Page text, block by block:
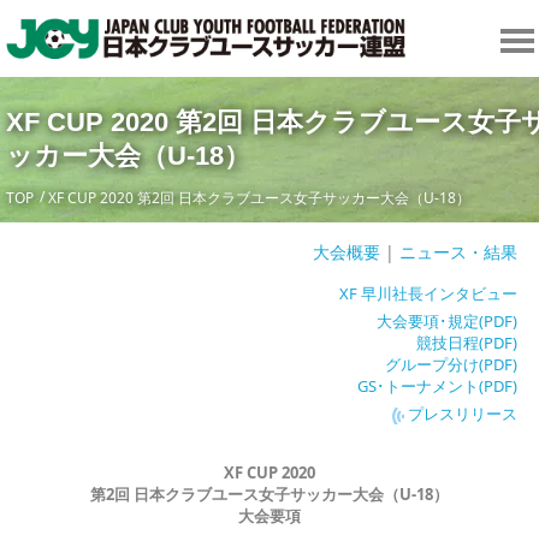
XF CUP 2020 第2回 日本クラブユース女子
ッカー大会（U-18）
TOP XF CUP 2020 第2回 日本クラブユース女子サッカー大会（U-18）
大会概要| ニュース・結果
XF 早川社長インタビュー
大会要項･規定(PDF)
競技日程(PDF)
グループ分け(PDF)
GS･トーナメント(PDF)
プレスリリース
XF CUP 2020
第2回 日本クラブユース女子サッカー大会 （U-18）
大会要項